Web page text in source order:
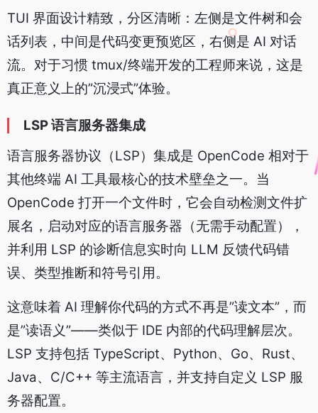
TUI 界面设计精致，分区清晰：左侧是文件树和会
话列表，中间是代码变更预览区，右侧是 AI 对话
流。对于习惯 tmux/终端开发的工程师来说，这是
真正意义上的”沉浸式”体验。
LSP 语言服务器集成
语言服务器协议（LSP）集成是 OpenCode 相对于
其他终端 AI 工具最核心的技术壁垒之一。当
OpenCode 打开一个文件时，它会自动检测文件扩
展名，启动对应的语言服务器（无需手动配置），
并利用 LSP 的诊断信息实时向 LLM 反馈代码错
误、类型推断和符号引用。
这意味着 AI 理解你代码的方式不再是”读文本”，而
是”读语义”——类似于 IDE 内部的代码理解层次。
LSP 支持包括 TypeScript、Python、Go、Rust、
Java、C/C++ 等主流语言，并支持自定义 LSP 服
务器配置。